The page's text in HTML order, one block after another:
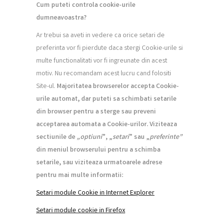
Cum puteti controla cookie-urile
dumneavoastra?
Ar trebui sa aveti in vedere ca orice setari de
preferinta vor fi pierdute daca stergi Cookie-urile si
multe functionalitati vor fi ingreunate din acest
motiv. Nu recomandam acest lucru cand folositi
Site-ul. Majoritatea browserelor accepta Cookie-
urile automat, dar puteti sa schimbati setarile
din browser pentru a sterge sau preveni
acceptarea automata a Cookie-urilor. Viziteaza
sectiunile de„optiuni”, „setari” sau „preferinte”
din meniul browserului pentru a schimba
setarile, sau viziteaza urmatoarele adrese
pentru mai multe informatii:
Setari module Cookie in Internet Explorer
Setari module cookie in Firefox